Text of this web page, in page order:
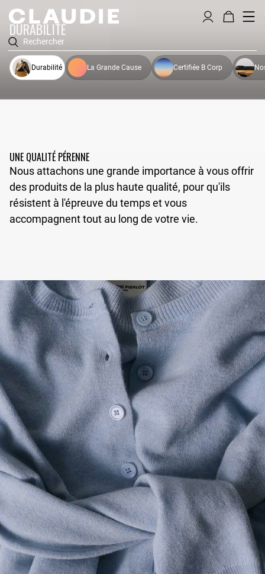
Rechercher
DURABILITÉ
Durabilité La Grande Cause Certifiée B Corp
UNE QUALITÉ PÉRENNE
Nous attachons une grande importance à vous offrir
des produits de la plus haute qualité, pour qu'ils
résistent à l'épreuve du temps et vous
accompagnent tout au long de votre vie.